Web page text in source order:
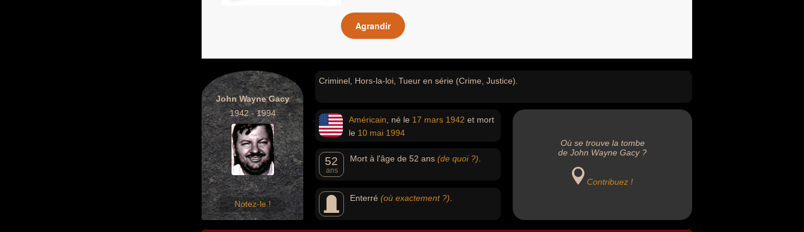
Agrandir
John Wayne Gacy
1942 - 1994
Notez-le !
Criminel, Hors-la-loi, Tueur en série (Crime, Justice).
Américain , né le 17 mars 1942 et mort
le 10 mai 1994
52
ans
Mort à l'âge de 52 ans (de quoi ?)
Enterré (où exactement ?)
Où se trouve la tombe
de John Wayne Gacy ?
Contribuez !